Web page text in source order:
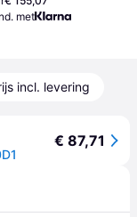
met
incl. levering
€ 87,71